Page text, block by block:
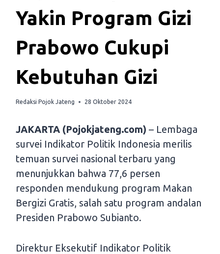
Yakin Program Gizi
Prabowo Cukupi
Kebutuhan Gizi
Redaksi Pojok Jateng 28 Oktober 2024
JAKARTA (Pojokjateng.com) – Lembaga
survei Indikator Politik Indonesia merilis
temuan survei nasional terbaru yang
menunjukkan bahwa 77,6 persen
responden mendukung program Makan
Bergizi Gratis, salah satu program andalan
Presiden Prabowo Subianto.
Direktur Eksekutif Indikator Politik